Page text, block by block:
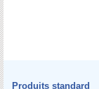
Produits standard